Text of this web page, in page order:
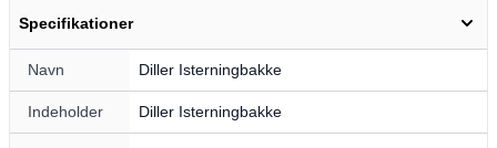
Specifikationer
Navn Diller Isterningbakke
Indeholder Diller Isterningbakke